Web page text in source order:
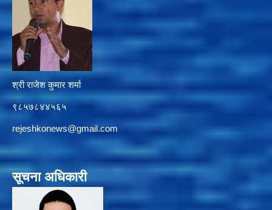
श्री राजेश कुमार शर्मा
९८५७८४४५६५
rejeshkonews@gmail.com
सूचना अधिकारी